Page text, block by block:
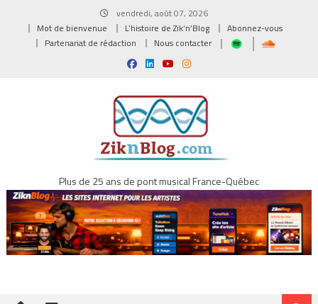
vendredi, août 07, 2026
Mot de bienvenue
L’histoire de Zik’n’Blog
Abonnez-vous
Partenariat de rédaction
Nous contacter
Plus de 25 ans de pont musical France-Québec